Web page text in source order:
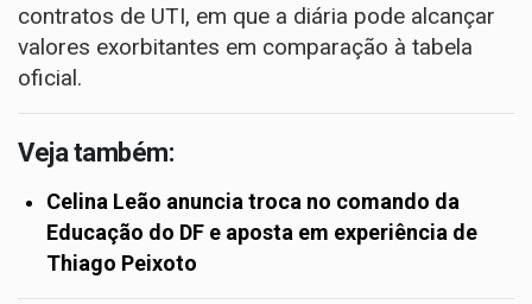
contratos de UTI, em que a diária pode alcançar
valores exorbitantes em comparação à tabela
oficial.
Veja também:
Celina Leão anuncia troca no comando da
Educação do DF e aposta em experiência de
Thiago Peixoto